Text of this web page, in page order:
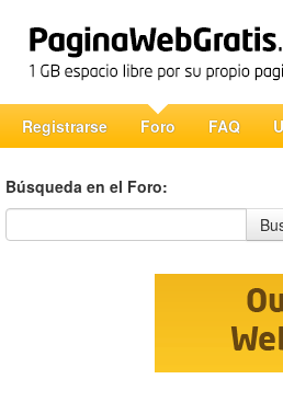
Registrarse Foro FAQ
Búsqueda en el Foro:
Búsqueda en el Foro